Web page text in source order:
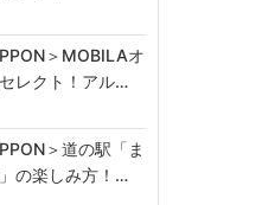
＞MOBILAオ
レクト！アル…
＞道の駅「ま
の楽しみ方！…